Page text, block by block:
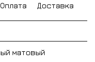
Оплата Доставка
матовый